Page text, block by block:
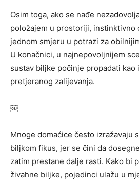
Osim toga, ako se nađe
položajem u prostoriji, instinktivno
jednom smjeru u potrazi za
U konačnici, u najnepovoljnijem
sustav biljke počinje propadati kao
pretjeranog zalijevanja.
￼
Mnoge domaćice često izražavaju
biljkom fikus, jer se čini da
zatim prestane dalje rasti. Kako bi
živahne biljke, pojedinci ulažu u